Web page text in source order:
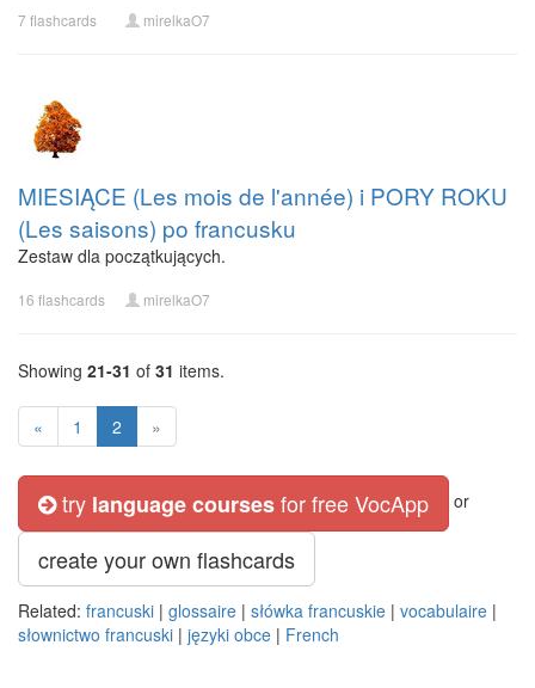
7 flashcards mirelkaO7
MIESIĄCE (Les mois de l'année) i PORY ROKU
(Les saisons) po francusku
Zestaw dla początkujących.
16 flashcards mirelkaO7
Showing 21-31 of 31 items.
« 1 2 »
try language coursesfor free VocApp or
create your own flashcards
Related: francuski | glossaire | słówka francuskie | vocabulaire |
słownictwo francuski | języki obce | French